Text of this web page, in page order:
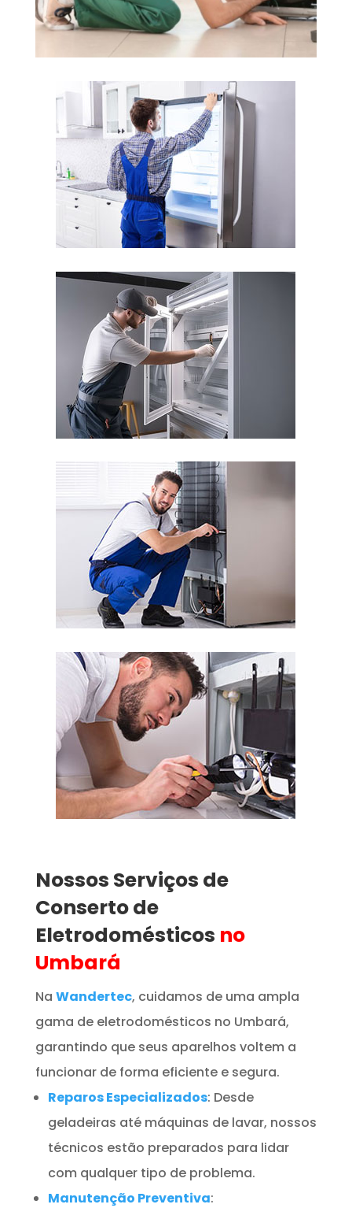
Nossos Serviços de
Conserto de
Eletrodomésticos no
Umbará
Na Wandertec, cuidamos de uma ampla
gama de eletrodomésticos no Umbará,
garantindo que seus aparelhos voltem a
funcionar de forma eficiente e segura.
Reparos Especializados: Desde
geladeiras até máquinas de lavar, nossos
técnicos estão preparados para lidar
com qualquer tipo de problema.
Manutenção Preventiva: